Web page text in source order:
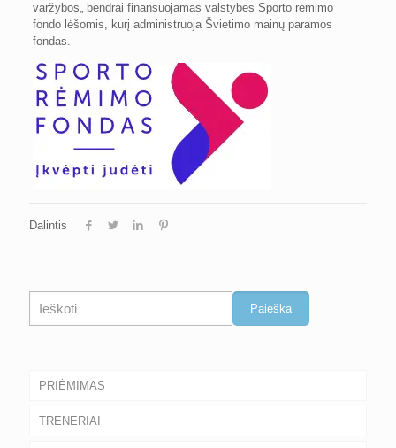
varžybos„ bendrai finansuojamas valstybės Sporto rėmimo
fondo lėšomis, kurį administruoja Švietimo mainų paramos
fondas.
Dalintis
Paieška Paieška
PRIĖMIMAS
TRENERIAI